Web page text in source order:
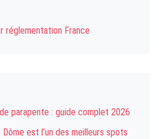
réglementation France
parapente : guide complet 2026
est l’un des meilleurs spots